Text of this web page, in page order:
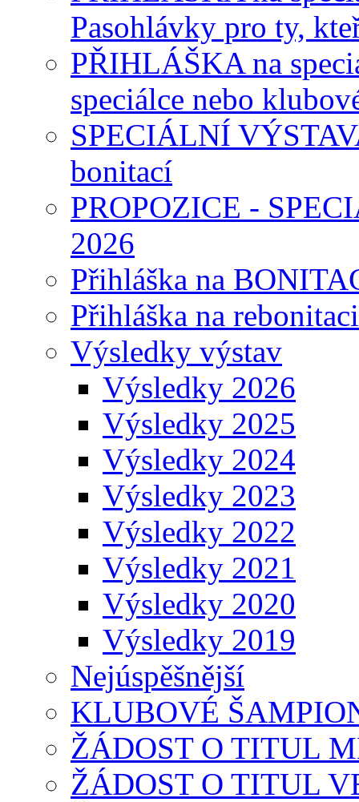
Pasohlávky pro ty,
PŘIHLÁŠKA na
speciálce nebo
SPECIÁLNÍ
bonitací
PROPOZICE -
2026
Přihláška na
Přihláška na rebonitaci
Výsledky výstav
Výsledky 2026
Výsledky 2025
Výsledky 2024
Výsledky 2023
Výsledky 2022
Výsledky 2021
Výsledky 2020
Výsledky 2019
Nejúspěšnější
KLUBOVÉ
ŽÁDOST O TITUL
ŽÁDOST O TITUL